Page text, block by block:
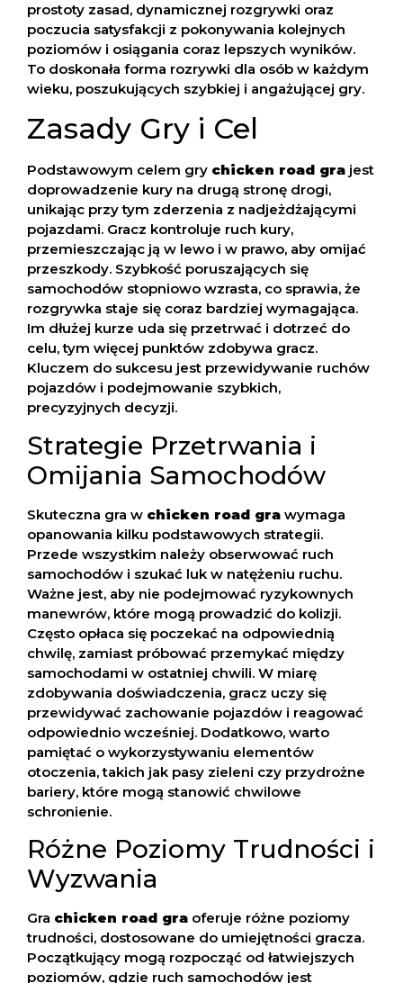
prostoty zasad, dynamicznej rozgrywki oraz
poczucia satysfakcji z pokonywania kolejnych
poziomów i osiągania coraz lepszych wyników.
To doskonała forma rozrywki dla osób w każdym
wieku, poszukujących szybkiej i angażującej gry.
Zasady Gry i Cel
Podstawowym celem gry chicken road gra jest
doprowadzenie kury na drugą stronę drogi,
unikając przy tym zderzenia z nadjeżdżającymi
pojazdami. Gracz kontroluje ruch kury,
przemieszczając ją w lewo i w prawo, aby omijać
przeszkody. Szybkość poruszających się
samochodów stopniowo wzrasta, co sprawia, że
rozgrywka staje się coraz bardziej wymagająca.
Im dłużej kurze uda się przetrwać i dotrzeć do
celu, tym więcej punktów zdobywa gracz.
Kluczem do sukcesu jest przewidywanie ruchów
pojazdów i podejmowanie szybkich,
precyzyjnych decyzji.
Strategie Przetrwania i
Omijania Samochodów
Skuteczna gra w chicken road gra wymaga
opanowania kilku podstawowych strategii.
Przede wszystkim należy obserwować ruch
samochodów i szukać luk w natężeniu ruchu.
Ważne jest, aby nie podejmować ryzykownych
manewrów, które mogą prowadzić do kolizji.
Często opłaca się poczekać na odpowiednią
chwilę, zamiast próbować przemykać między
samochodami w ostatniej chwili. W miarę
zdobywania doświadczenia, gracz uczy się
przewidywać zachowanie pojazdów i reagować
odpowiednio wcześniej. Dodatkowo, warto
pamiętać o wykorzystywaniu elementów
otoczenia, takich jak pasy zieleni czy przydrożne
bariery, które mogą stanowić chwilowe
schronienie.
Różne Poziomy Trudności i
Wyzwania
Gra chicken road gra oferuje różne poziomy
trudności, dostosowane do umiejętności gracza.
Początkujący mogą rozpocząć od łatwiejszych
poziomów, gdzie ruch samochodów jest